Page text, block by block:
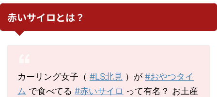
赤いサイロとは？
カーリング女子（ #LS北見 ）が #おやつタイ
ム で食べてる #赤いサイロ って有名？ お土産